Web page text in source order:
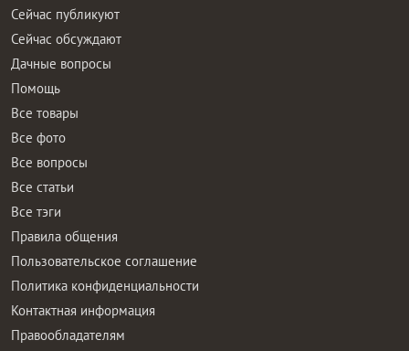
Сейчас публикуют
Сейчас обсуждают
Дачные вопросы
Помощь
Все товары
Все фото
Все вопросы
Все статьи
Все тэги
Правила общения
Пользовательское соглашение
Политика конфиденциальности
Контактная информация
Правообладателям